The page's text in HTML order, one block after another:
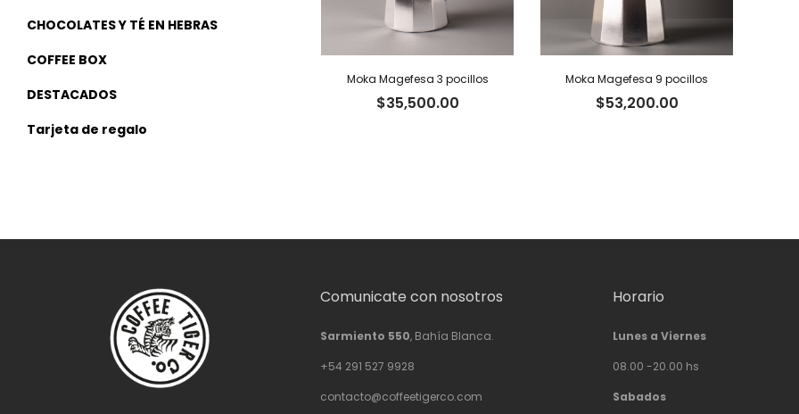
Moka Magefesa 3 pocillos
$35,500.00
Moka Magefesa 9 pocillos
$53,200.00
CHOCOLATES Y TÉ EN HEBRAS
COFFEE BOX
DESTACADOS
Tarjeta de regalo
Comunicate con nosotros
Sarmiento 550, Bahía Blanca.
+54 291 527 9928
contacto@coffeetigerco.com
Horario
Lunes a Viernes
08.00 -20.00 hs
Sabados